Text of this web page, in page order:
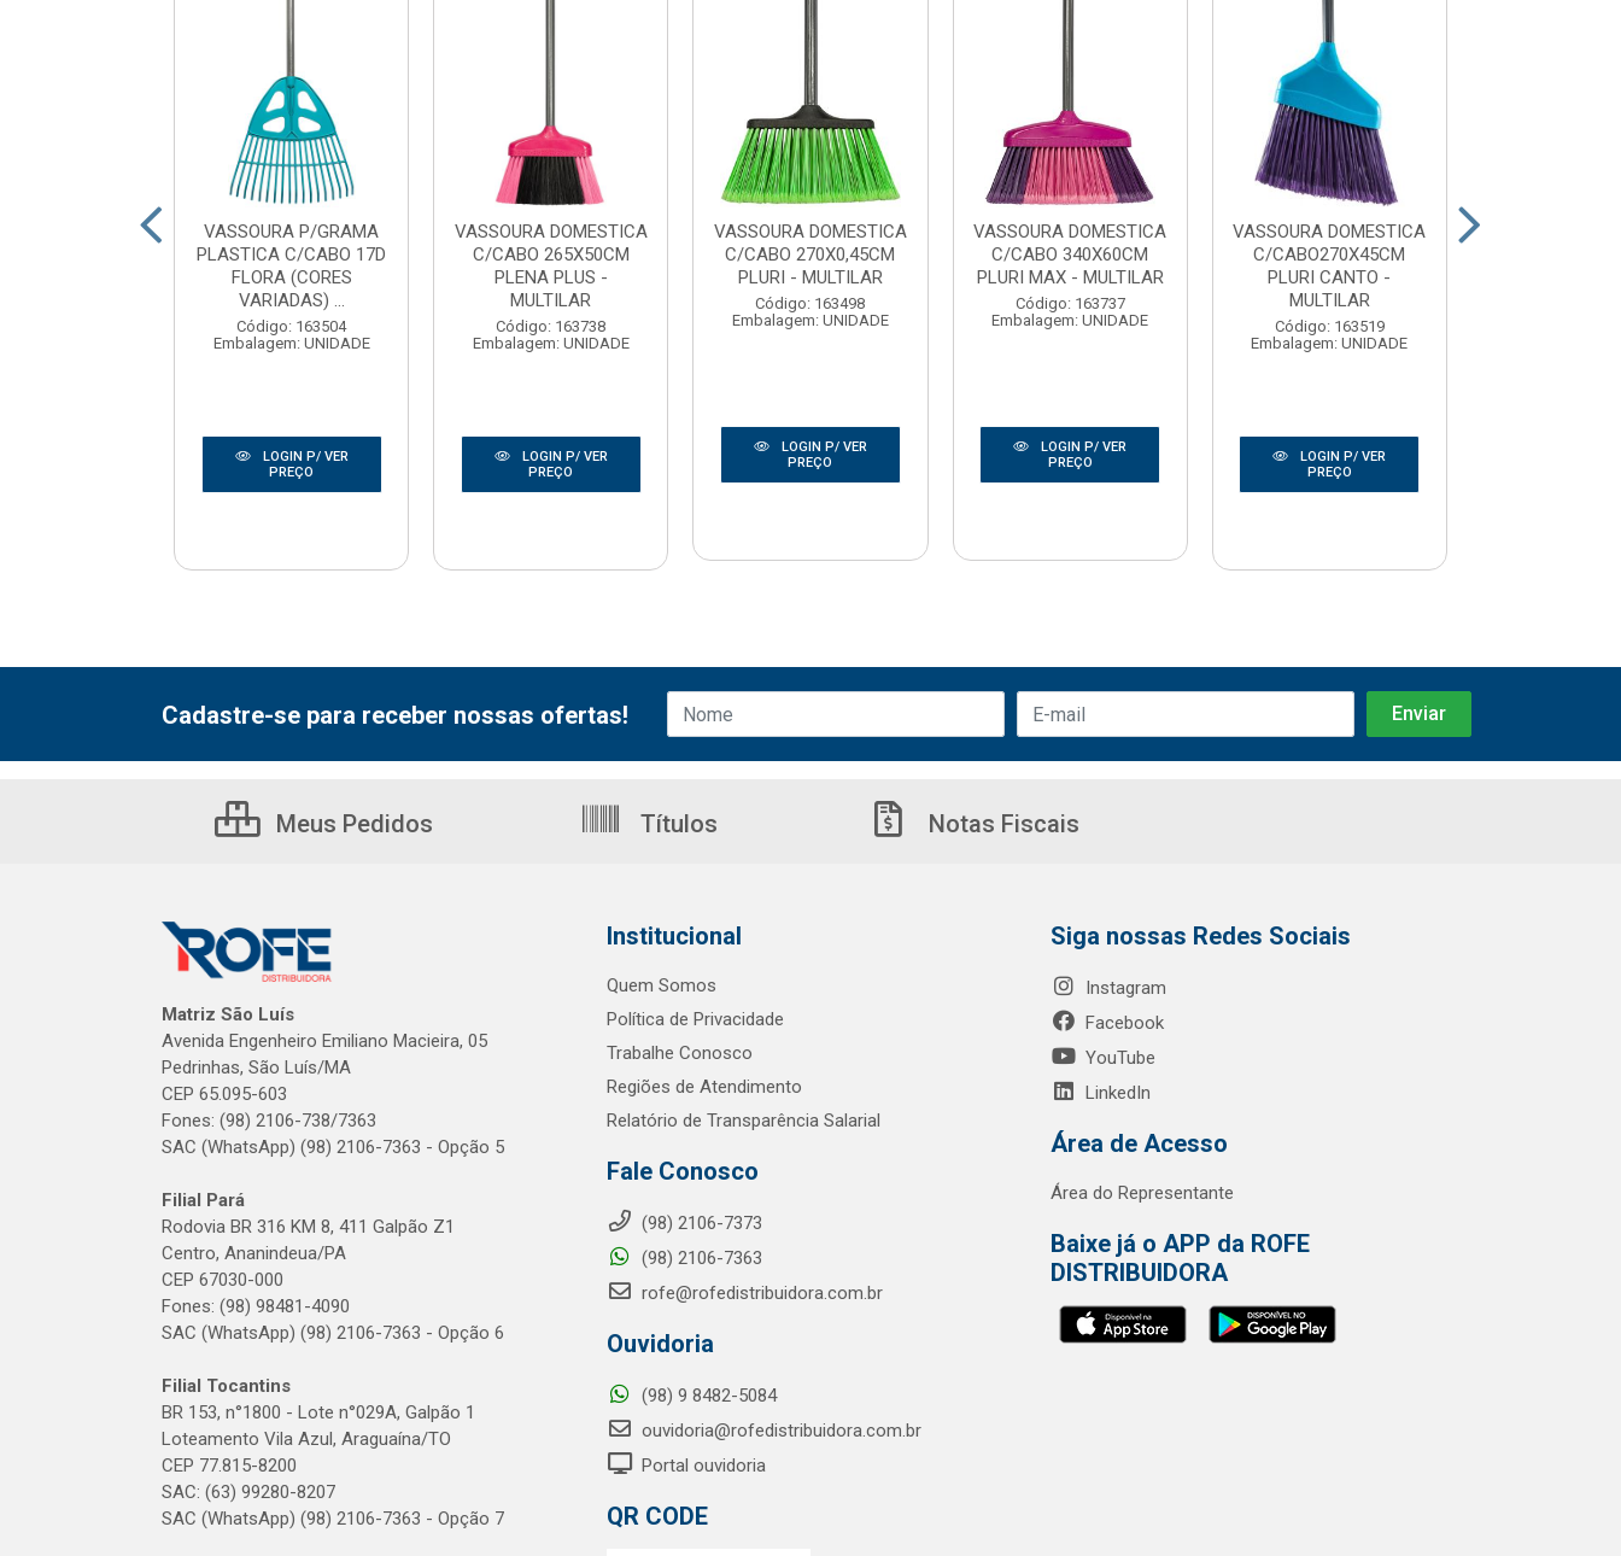
VASSOURA P/GRAMA
PLASTICA C/CABO 17D
FLORA (CORES
VARIADAS) ...
Código: 163504
Embalagem: UNIDADE
LOGIN P/ VER
PREÇO
VASSOURA DOMESTICA
C/CABO 265X50CM
PLENA PLUS -
MULTILAR
Código: 163738
Embalagem: UNIDADE
LOGIN P/ VER
PREÇO
VASSOURA DOMESTICA
C/CABO 270X0,45CM
PLURI - MULTILAR
Código: 163498
Embalagem: UNIDADE
LOGIN P/ VER
PREÇO
VASSOURA DOMESTICA
C/CABO 340X60CM
PLURI MAX - MULTILAR
Código: 163737
Embalagem: UNIDADE
LOGIN P/ VER
PREÇO
VASSOURA DOMESTICA
C/CABO270X45CM
PLURI CANTO -
MULTILAR
Código: 163519
Embalagem: UNIDADE
LOGIN P/ VER
PREÇO
Cadastre-se para receber nossas ofertas!
Meus Pedidos Títulos Notas Fiscais
Matriz São Luís
Avenida Engenheiro Emiliano Macieira, 05
Pedrinhas, São Luís/MA
CEP 65.095-603
Fones: (98) 2106-738/7363
SAC (WhatsApp) (98) 2106-7363 - Opção 5
Filial Pará
Rodovia BR 316 KM 8, 411 Galpão Z1
Centro, Ananindeua/PA
CEP 67030-000
Fones: (98) 98481-4090
SAC (WhatsApp) (98) 2106-7363 - Opção 6
Filial Tocantins
BR 153, n°1800 - Lote n°029A, Galpão 1
Loteamento Vila Azul, Araguaína/TO
CEP 77.815-8200
SAC: (63) 99280-8207
SAC (WhatsApp) (98) 2106-7363 - Opção 7
Institucional
Quem Somos
Política de Privacidade
Trabalhe Conosco
Regiões de Atendimento
Relatório de Transparência Salarial
Fale Conosco
(98) 2106-7373
(98) 2106-7363
rofe@rofedistribuidora.com.br
Ouvidoria
(98) 9 8482-5084
ouvidoria@rofedistribuidora.com.br
Portal ouvidoria
QR CODE
Siga nossas Redes Sociais
Instagram
Facebook
YouTube
LinkedIn
Área de Acesso
Área do Representante
Baixe já o APP da ROFE
DISTRIBUIDORA